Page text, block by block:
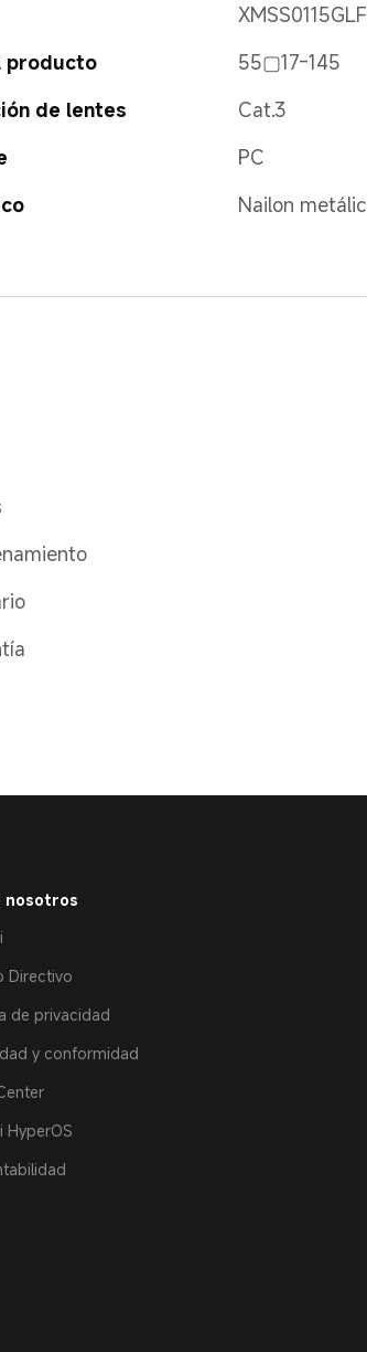
producto
55▢17-145
de lentes
Cat.3
PC
Nailon
nosotros
Directivo
de privacidad
y conformidad
HyperOS